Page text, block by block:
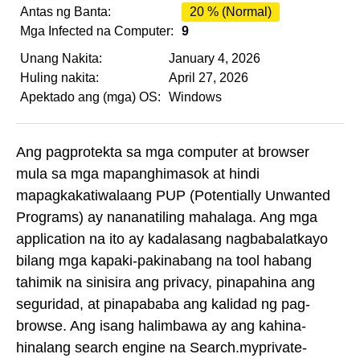
Antas ng Banta:
20 % (Normal)
Mga Infected na Computer:
9
Unang Nakita:
January 4, 2026
Huling nakita:
April 27, 2026
Apektado ang (mga) OS:
Windows
Ang pagprotekta sa mga computer at browser
mula sa mga mapanghimasok at hindi
mapagkakatiwalaang PUP (Potentially Unwanted
Programs) ay nananatiling mahalaga. Ang mga
application na ito ay kadalasang nagbabalatkayo
bilang mga kapaki-pakinabang na tool habang
tahimik na sinisira ang privacy, pinapahina ang
seguridad, at pinapababa ang kalidad ng pag-
browse. Ang isang halimbawa ay ang kahina-
hinalang search engine na Search.myprivate-